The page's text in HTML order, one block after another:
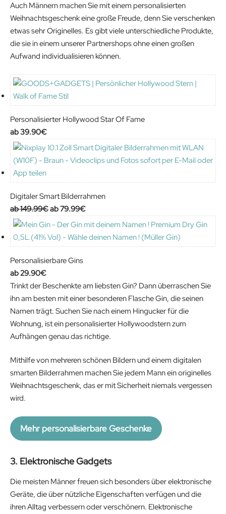
Auch Männern machen Sie mit einem personalisierten
Weihnachtsgeschenk eine große Freude, denn Sie verschenken
etwas sehr Originelles. Es gibt viele unterschiedliche Produkte,
die sie in einem unserer Partnershops ohne einen großen
Aufwand individualisieren können.
Personalisierter Hollywood Star Of Fame
39.90€
Digitaler Smart Bilderrahmen
149.99€O
i
a
l
p
r
i
e
w
a
.
9
€
.
79.99€C
u
r
t
p
r
i
c
i
s
:
€
Personalisierbare Gins
29.90€
Trinkt der Beschenkte am liebsten Gin? Dann überraschen Sie
ihn am besten mit einer besonderen Flasche Gin, die seinen
Namen trägt. Suchen Sie nach einem Hingucker für die
Wohnung, ist ein personalisierter Hollywoodstern zum
Aufhängen genau das richtige.
Mithilfe von mehreren schönen Bildern und einem digitalen
smarten Bilderrahmen machen Sie jedem Mann ein originelles
Weihnachtsgeschenk, das er mit Sicherheit niemals vergessen
wird.
Mehr personalisierbare Geschenke
3. Elektronische Gadgets
Die meisten Männer freuen sich besonders über elektronische
Geräte, die über nützliche Eigenschaften verfügen und die
ihren Alltag verbessern oder verschönern. Elektronische